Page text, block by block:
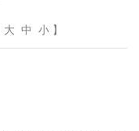
大 中 小】